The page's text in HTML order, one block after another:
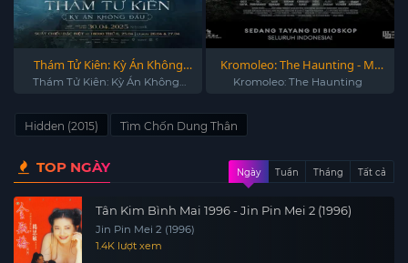
Thám Tử Kiên: Kỳ Án Không
Đầu 2025
Thám Tử Kiên: Kỳ Án Không
Kromoleo: The Haunting - Ma
Ám 2024
Kromoleo: The Haunting
Hidden (2015) Tìm Chốn Dung Thân
TOP NGÀY Ngày Tuần Tháng Tất cả
Tân Kim Bình Mai 1996 - Jin Pin Mei 2 (1996)
Jin Pin Mei 2 (1996)
1.4K lượt xem